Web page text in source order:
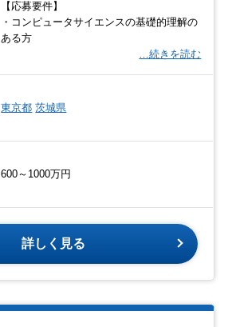
【応募要件】
・コンピュータサイエンスの基礎的理解の
ある方
…続きを読む
東京都 茨城県
600～1000万円
詳しく見る